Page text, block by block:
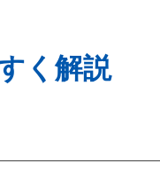
く解説